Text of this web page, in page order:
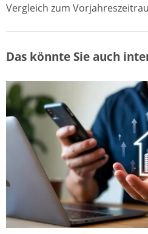
Vergleich zum
Das könnte Sie auch